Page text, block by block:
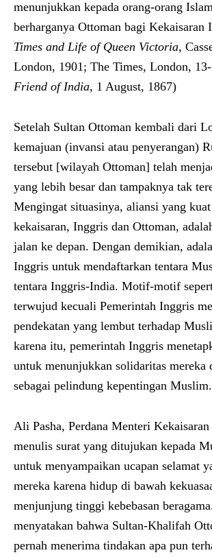
menunjukkan kepada orang-orang
berharganya Ottoman bagi Kekaisaran
Times and Life of Queen Victoria,
London, 1901; The Times, London,
Friend of India, 1 August, 1867)
Setelah Sultan Ottoman kembali dari
kemajuan (invansi atau penyerangan)
tersebut [wilayah Ottoman] telah
yang lebih besar dan tampaknya tak
Mengingat situasinya, aliansi yang kuat
kekaisaran, Inggris dan Ottoman,
jalan ke depan. Dengan demikian,
Inggris untuk mendaftarkan tentara
tentara Inggris-India. Motif-motif
terwujud kecuali Pemerintah Inggris
pendekatan yang lembut terhadap
karena itu, pemerintah Inggris
untuk menunjukkan solidaritas mereka
sebagai pelindung kepentingan Muslim.
Ali Pasha, Perdana Menteri
menulis surat yang ditujukan kepada
untuk menyampaikan ucapan selamat
mereka karena hidup di bawah
menjunjung tinggi kebebasan
menyatakan bahwa Sultan-Khalifah
pernah menerima tindakan apa pun